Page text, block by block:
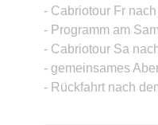
- Cabriotour Fr
- Programm am
- Cabriotour Sa
- gemeinsames
- Rückfahrt nach